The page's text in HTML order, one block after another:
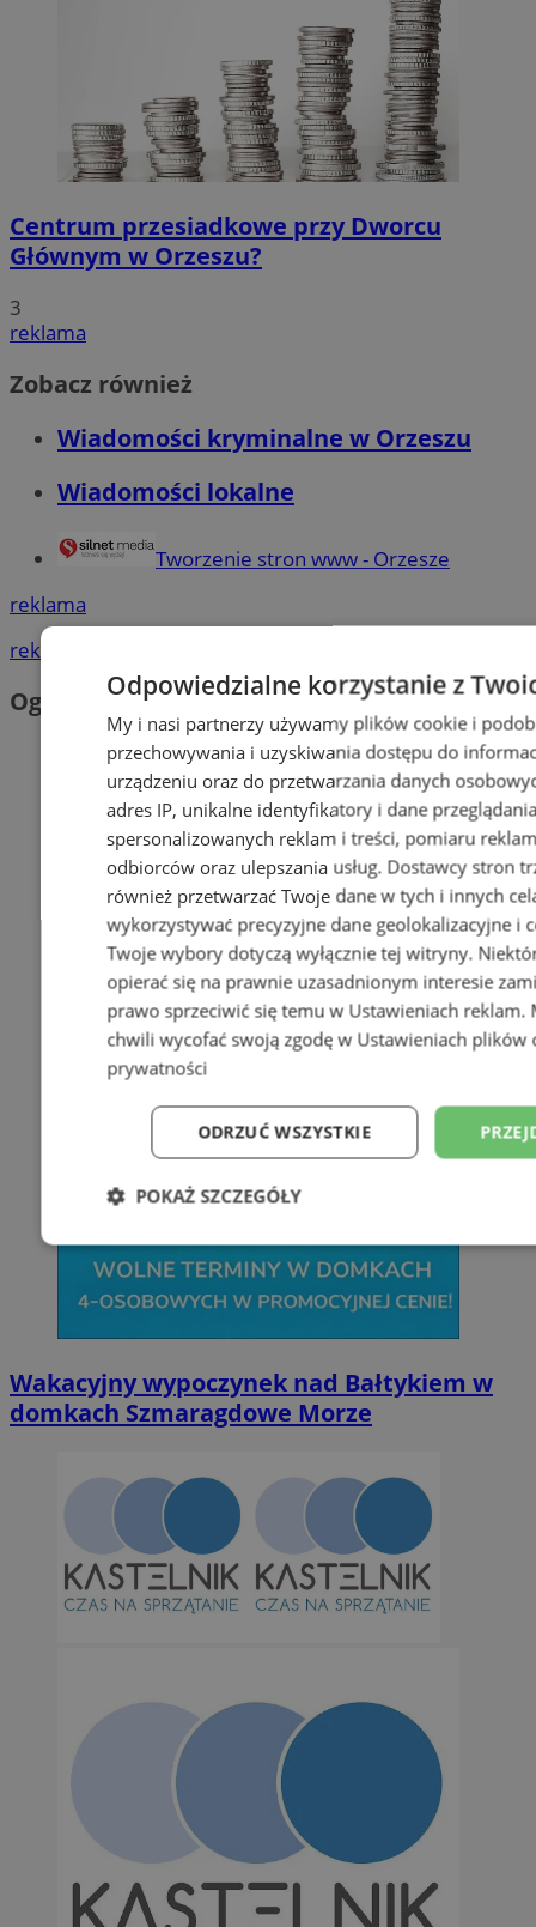
Centrum przesiadkowe przy Dworcu
Głównym w Orzeszu?
3
reklama
Zobacz również
Wiadomości kryminalne w Orzeszu
Wiadomości lokalne
Tworzenie stron www - Orzesze
reklama
reklama
Ogłoszenia
Wakacyjny wypoczynek nad Bałtykiem w
domkach Szmaragdowe Morze
Odpowiedzialne korzystanie z
My i nasi partnerzy używamy plików cookie i
przechowywania i uzyskiwania dostępu do
urządzeniu oraz do przetwarzania danych
adres IP, unikalne identyfikatory i dane
spersonalizowanych reklam i treści, pomiaru
odbiorców oraz ulepszania usług. Dostawcy stron
również przetwarzać Twoje dane w tych i innych
wykorzystywać precyzyjne dane geolokalizacyjne i
Twoje wybory dotyczą wyłącznie tej witryny.
opierać się na prawnie uzasadnionym interesie
prawo sprzeciwić się temu w Ustawieniach reklam.
chwili wycofać swoją zgodę w Ustawieniach plików
prywatności
ODRZUĆ WSZYSTKIE
POKAŻ SZCZEGÓŁY
Niezbędne Wydajność
Niesklasyfikowane
Niezbędne Wydajność Targetowanie
Niezbędne pliki cookie umożliwiają korzystanie z podstawowych
takich jak logowanie użytkownika i zarządzanie kontem. Bez
można prawidłowo korzystać ze strony internetowej.
QeSessID
MvSessID
VISITOR_PRIVACY_METADATA
YouTube
.youtube.com